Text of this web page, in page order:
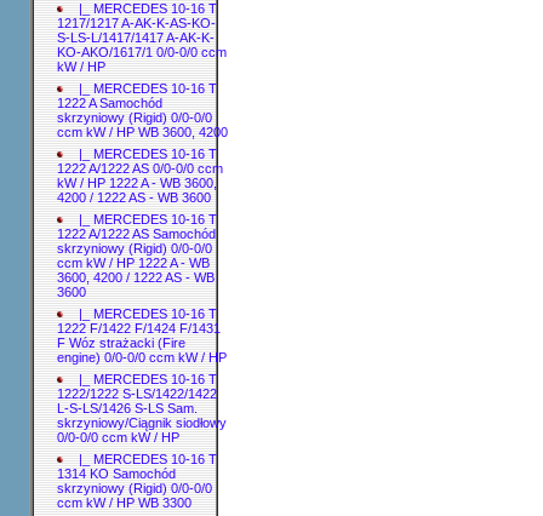
|_ MERCEDES 10-16 T
1217/1217 A-AK-K-AS-KO-
S-LS-L/1417/1417 A-AK-K-
KO-AKO/1617/1 0/0-0/0 ccm
kW / HP
|_ MERCEDES 10-16 T
1222 A Samochód
skrzyniowy (Rigid) 0/0-0/0
ccm kW / HP WB 3600, 4200
|_ MERCEDES 10-16 T
1222 A/1222 AS 0/0-0/0 ccm
kW / HP 1222 A - WB 3600,
4200 / 1222 AS - WB 3600
|_ MERCEDES 10-16 T
1222 A/1222 AS Samochód
skrzyniowy (Rigid) 0/0-0/0
ccm kW / HP 1222 A - WB
3600, 4200 / 1222 AS - WB
3600
|_ MERCEDES 10-16 T
1222 F/1422 F/1424 F/1431
F Wóz strażacki (Fire
engine) 0/0-0/0 ccm kW / HP
|_ MERCEDES 10-16 T
1222/1222 S-LS/1422/1422
L-S-LS/1426 S-LS Sam.
skrzyniowy/Ciągnik siodłowy
0/0-0/0 ccm kW / HP
|_ MERCEDES 10-16 T
1314 KO Samochód
skrzyniowy (Rigid) 0/0-0/0
ccm kW / HP WB 3300